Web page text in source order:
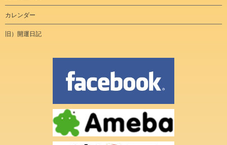
カレンダー
旧）開運日記